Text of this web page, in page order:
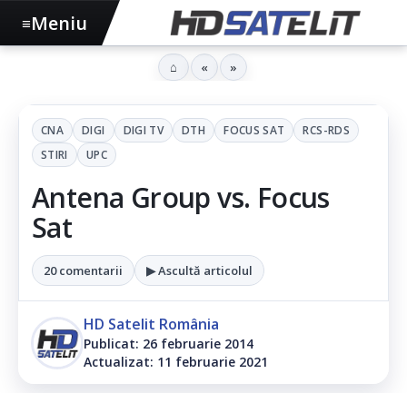
CNA DIGI DIGI TV DTH FOCUS SAT
RCS-RDS
STIRI
UPC
Antena Group vs. Focus
Sat
20 comentarii ▶ Ascultă articolul
HD Satelit România
Publicat: 26 februarie 2014
Actualizat: 11 februarie 2021
≡Meniu
⌂ « »